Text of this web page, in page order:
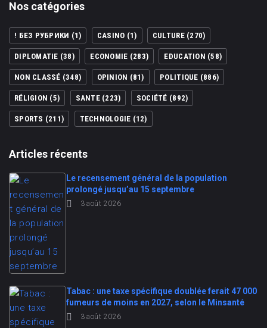
Nos catégories
! БЕЗ РУБРИКИ (1) CASINO (1) CULTURE(270)
DIPLOMATIE (38) ECONOMIE (283) EDUCATION (58)
NON CLASSÉ (348) OPINION (81) POLITIQUE (886)
RÉLIGION (5) SANTE(223) SOCIÉTÉ (892)
SPORTS (211) TECHNOLOGIE (12)
Articles récents
Le recensement général de la population
prolongé jusqu’au 15 septembre
3 août 2026
Tabac : une taxe spécifique doublée ferait 47 000
fumeurs de moins en 2027, selon le Minsanté
3 août 2026